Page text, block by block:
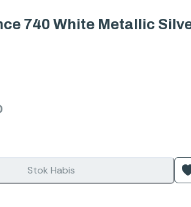
740 White Metallic
Stok Habis